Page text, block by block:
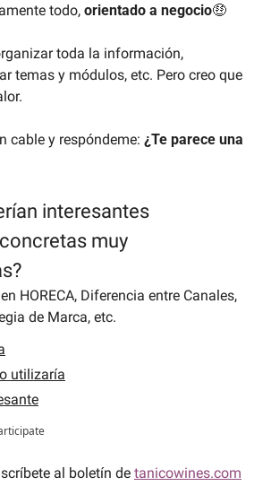
todo, orientado a negocio🤑
toda la información,
temas y módulos, etc. Pero creo que
cable y respóndeme: ¿Te parece una
interesantes
muy
HORECA, Diferencia entre Canales,
de Marca, etc.
utilizaría
al boletín de tanicowines.com